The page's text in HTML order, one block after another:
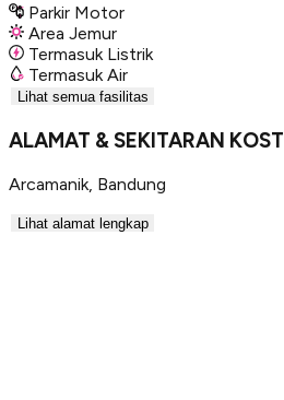
Parkir Motor
Area Jemur
Termasuk Listrik
Termasuk Air
Lihat semua fasilitas
ALAMAT & SEKITARAN KOST
Arcamanik Bandung
Lihat alamat lengkap